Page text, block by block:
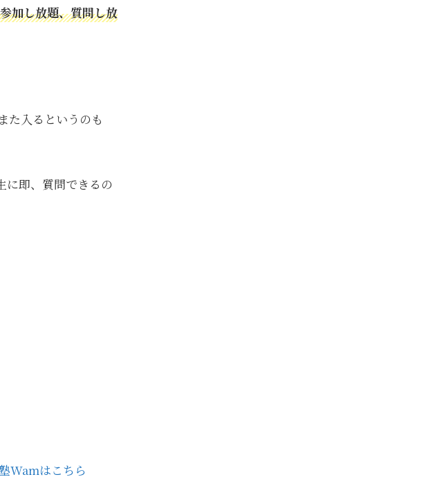
参加し放題、質問し放
た入るというのも
に即、質問できるの
Wamはこちら